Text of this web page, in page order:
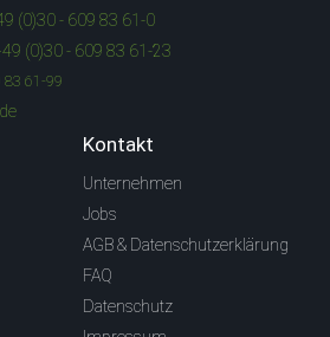
(0)30 - 609 83 61-0
(0)30 - 609 83 61-23
83 61-99
Kontakt
Unternehmen
Jobs
AGB & Datenschutzerklärung
FAQ
Datenschutz